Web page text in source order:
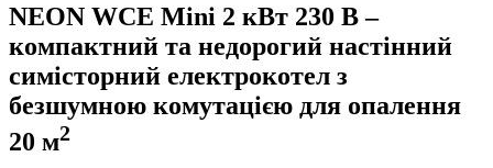
NEON WCE Mini 2 кВт 230 В –
компактний та недорогий настінний
симісторний електрокотел з
безшумною комутацією для опалення
20 м2